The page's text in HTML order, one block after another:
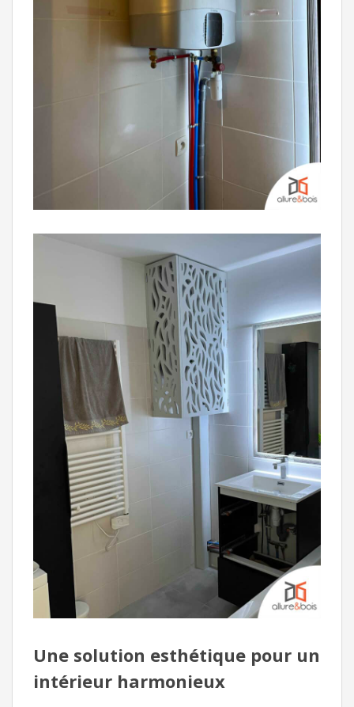
Une solution esthétique pour un
intérieur harmonieux